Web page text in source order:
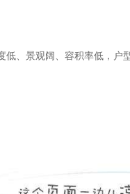
、景观阔、容积率低，